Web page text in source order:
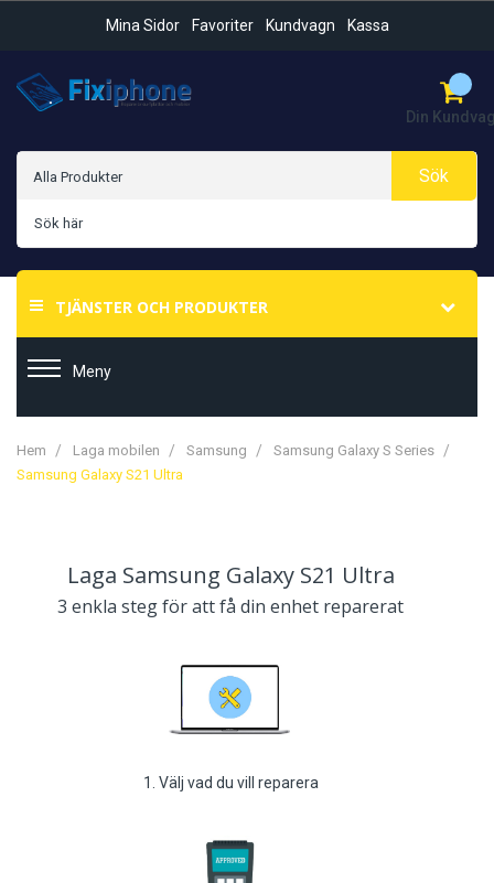
Mina Sidor Favoriter Kundvagn Kassa
Din
Sök
TJÄNSTER OCH PRODUKTER
Meny
Hem Laga mobilen Samsung
Samsung Galaxy S Series
Samsung Galaxy S21 Ultra
Laga Samsung Galaxy S21 Ultra
3 enkla steg för att få din enhet reparerat
1. Välj vad du vill reparera